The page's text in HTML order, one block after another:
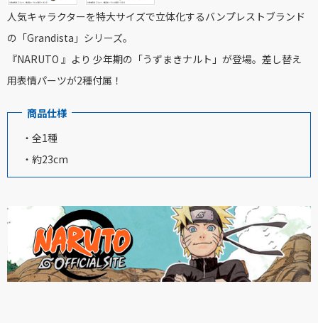
人気キャラクターを特大サイズで立体化するバンプレストブランド
の「Grandista」シリーズ。
『NARUTO 』より 少年期の「うずまきナルト」が登場。差し替え
用表情パーツが2種付属！
商品仕様
・全1種
・約23cm